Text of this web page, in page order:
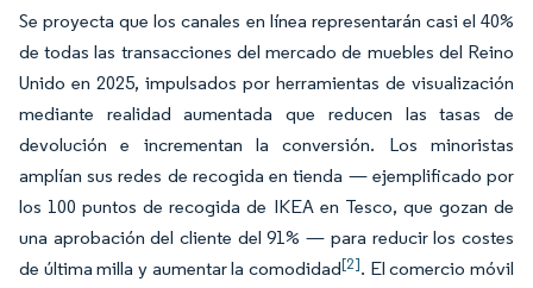
Se proyecta que los canales en línea representarán casi el 40%
de todas las transacciones del mercado de muebles del Reino
Unido en 2025, impulsados por herramientas de visualización
mediante realidad aumentada que reducen las tasas de
devolución e incrementan la conversión. Los minoristas
amplían sus redes de recogida en tienda — ejemplificado por
los 100 puntos de recogida de IKEA en Tesco, que gozan de
una aprobación del cliente del 91% — para reducir los costes
de última milla y aumentar la comodidad[2]. El comercio móvil